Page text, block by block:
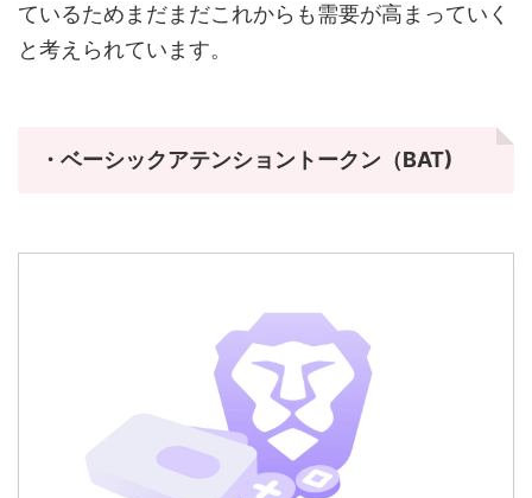
ているためまだまだこれからも需要が高まっていく
と考えられています。
・ベーシックアテンショントークン（BAT)